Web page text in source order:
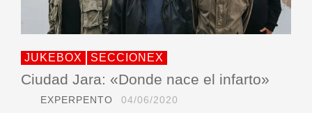
JUKEBOX SECCIONEX
Ciudad Jara: «Donde nace el infarto»
EXPERPENTO 04/06/2020